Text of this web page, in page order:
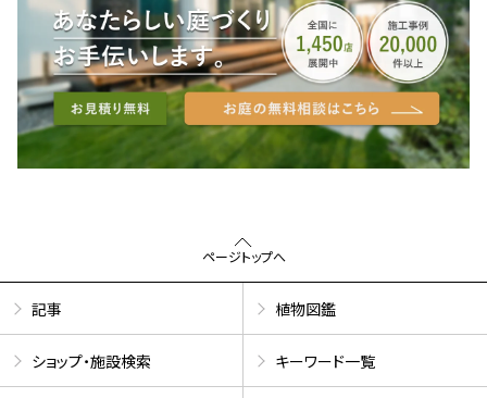
ページトップへ
記事 植物図鑑
ショップ・施設検索 キーワード一覧